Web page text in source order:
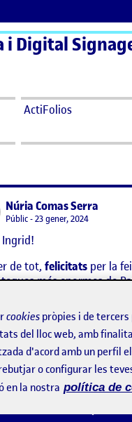
Digital
ActiFolios
Núria Comas Serra
Visibilitat:
Públic 23 gener, 2024
Ingrid!
de tot, felicitats per la
més enormes de
a continuació he
que val la pregunta i
d’aquesta ponderació
i coherència de
principi es defineix
de senyalística: per
cookies pròpies i de
del lloc web, amb
d'acord amb un perfil
o configurar les
en la nostra política de